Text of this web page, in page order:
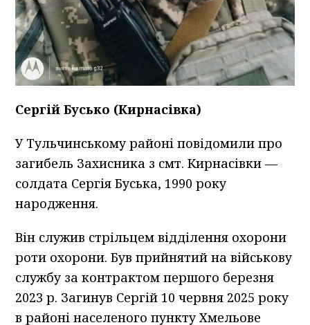
Сергій Бусько (Кирнасівка)
У Тульчинському районі повідомили про
загибель Захисника з смт. Кирнасівки —
солдата Сергія Буська, 1990 року
народження.
Він служив стрільцем відділення охорони
роти охорони. Був прийнятий на військову
службу за контрактом першого березня
2023 р. Загинув Сергій 10 червня 2025 року
в районі населеного пункту Хмельове